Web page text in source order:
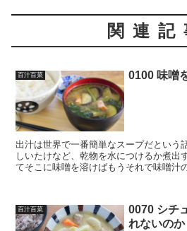
関連記
百汁百菜 0100 味噌
出汁は世界で一番簡単なスープだという
しいたけなど、乾物を水につけるか煮出
てそこに味噌を溶けばもうそれで味噌汁
百汁百菜
0070 シチ
れないのか